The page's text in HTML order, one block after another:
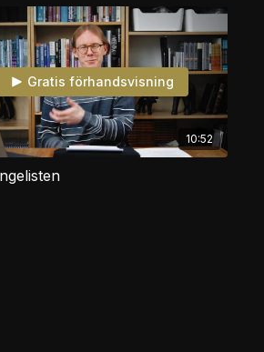
10:52
Gratis förhandsvisning